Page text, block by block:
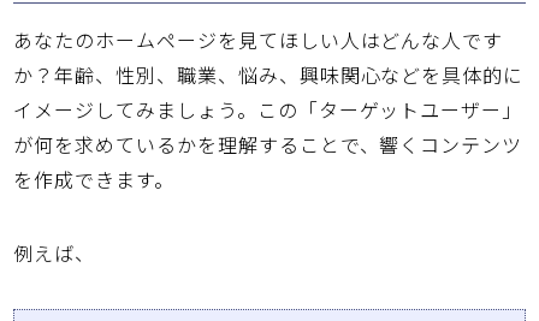
あなたのホームページを見てほしい人はどんな人です
か？年齢、性別、職業、悩み、興味関心などを具体的に
イメージしてみましょう。この「ターゲットユーザー」
が何を求めているかを理解することで、響くコンテンツ
を作成できます。
例えば、